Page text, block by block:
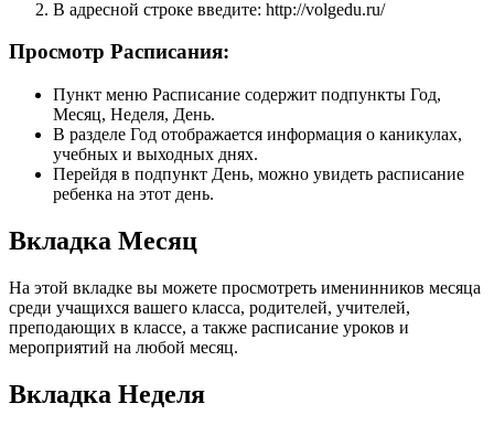
В адресной строке введите: http://volgedu.ru/
Просмотр Расписания:
Пункт меню Расписание содержит подпункты Год,
Месяц, Неделя, День.
В разделе Год отображается информация о каникулах,
учебных и выходных днях.
Перейдя в подпункт День, можно увидеть расписание
ребенка на этот день.
Вкладка Месяц
На этой вкладке вы можете просмотреть именинников месяца
среди учащихся вашего класса, родителей, учителей,
преподающих в классе, а также расписание уроков и
мероприятий на любой месяц.
Вкладка Неделя